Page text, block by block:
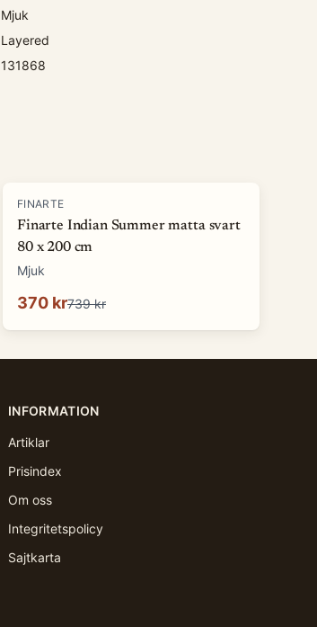
Mjuk
Layered
131868
-50 %
FINARTE
Finarte Indian Summer matta svart
80 x 200 cm
Mjuk
370 kr739 kr
INFORMATION
Artiklar
Prisindex
Om oss
Integritetspolicy
Sajtkarta